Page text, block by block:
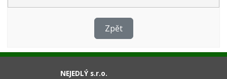
Zpět
NEJEDLÝ s.r.o.